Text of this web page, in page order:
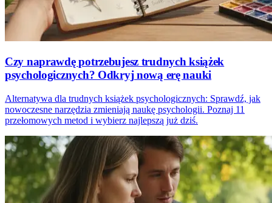
Czy naprawdę potrzebujesz trudnych książek
psychologicznych? Odkryj nową erę nauki
Alternatywa dla trudnych książek psychologicznych: Sprawdź, jak
nowoczesne narzędzia zmieniają naukę psychologii. Poznaj 11
przełomowych metod i wybierz najlepszą już dziś.